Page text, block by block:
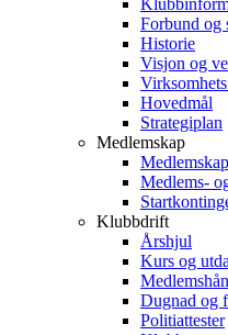
Forbund og
Historie
Visjon og
Hovedmål
Strategiplan
Medlemskap
Medlemskap
Medlems-
Klubbdrift
Årshjul
Kurs og
Dugnad og
Politiattester